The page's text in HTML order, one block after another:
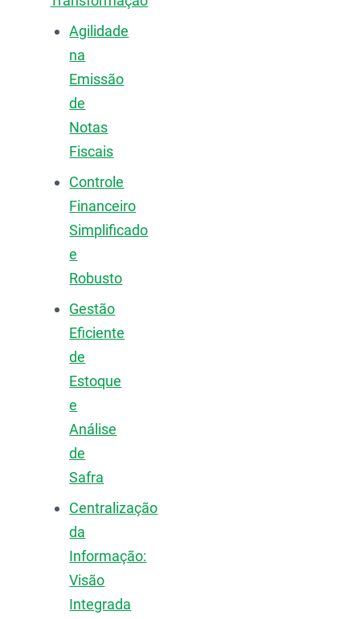
Agilidade
na
Emissão
de
Notas
Fiscais
Controle
Financeiro
Simplificado
e
Robusto
Gestão
Eficiente
de
Estoque
e
Análise
de
Safra
Centralização
da
Informação:
Visão
Integrada